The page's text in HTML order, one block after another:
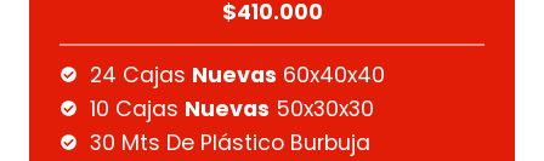
$410.000
24 Cajas Nuevas 60x40x40
10 Cajas Nuevas 50x30x30
30 Mts De Plástico Burbuja